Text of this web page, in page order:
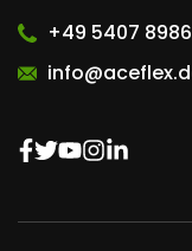
+49 5407